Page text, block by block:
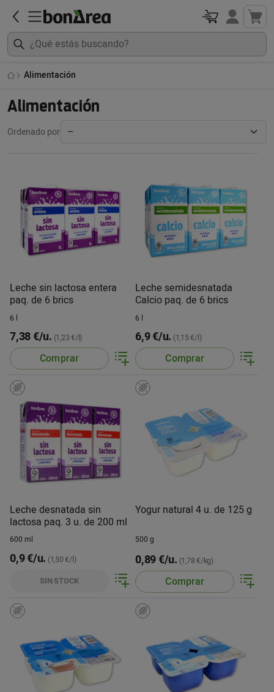
Alimentación
Alimentación
Ordenado por
Leche sin lactosa entera
paq. de 6 brics
6 l
7,38 €/u. (1,23 €/l)
Comprar
Leche semidesnatada
Calcio paq. de 6 brics
6 l
6,9 €/u. (1,15 €/l)
Comprar
Leche desnatada sin
lactosa paq. 3 u. de 200 ml
600 ml
0,9 €/u. (1,50 €/l)
SIN STOCK
Yogur natural 4 u. de 125 g
500 g
0,89 €/u. (1,78 €/kg)
Comprar